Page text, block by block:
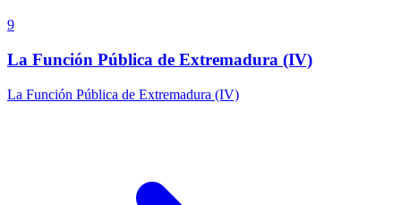
9
La Función Pública de Extremadura (IV)
La Función Pública de Extremadura (IV)